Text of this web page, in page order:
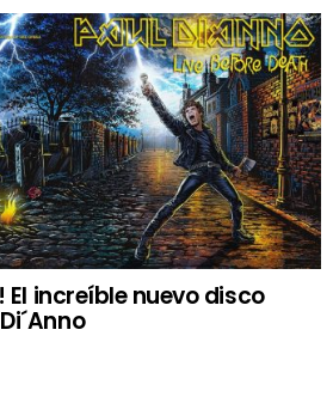
El increíble nuevo disco